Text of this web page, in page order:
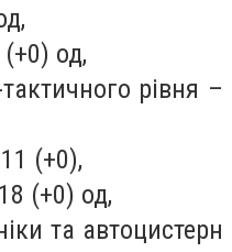
(+0) од,
рівня –
(+0),
(+0) од,
та автоцистерн